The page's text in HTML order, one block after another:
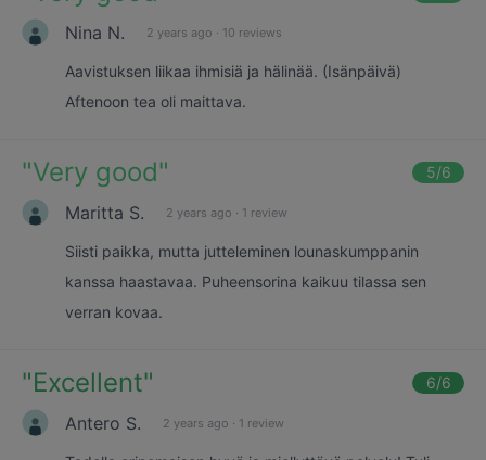
Nina N. 2 years ago · 10 reviews
Aavistuksen liikaa ihmisiä ja hälinää. (Isänpäivä)
Aftenoon tea oli maittava.
"Very good" 5/6
Maritta S. 2 years ago · 1 review
Siisti paikka, mutta jutteleminen lounaskumppanin
kanssa haastavaa. Puheensorina kaikuu tilassa sen
verran kovaa.
"Excellent" 6/6
Antero S. 2 years ago · 1 review